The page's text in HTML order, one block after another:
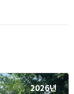
2026년